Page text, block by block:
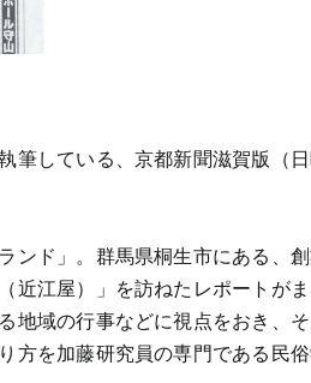
筆している、京都新聞滋賀版（
ンド」。群馬県桐生市にある、
近江屋）」を訪ねたレポートがま
地域の行事などに視点をおき、そ
方を加藤研究員の専門である民